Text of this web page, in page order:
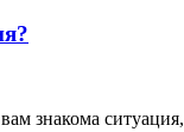
знакома